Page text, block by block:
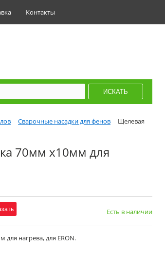
Контакты
Сварочные насадки для фенов
Щелевая
70мм х10мм для
Есть в наличии
нагрева, для ERON.